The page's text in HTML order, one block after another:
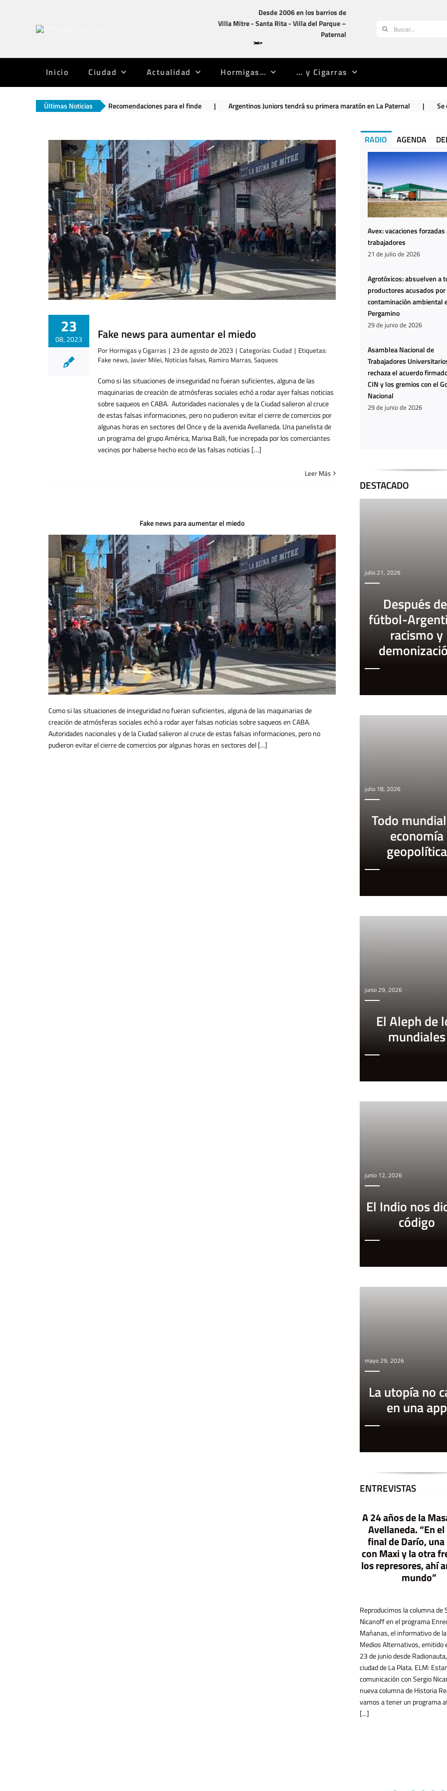
Desde 2006 en los barrios de
Villa Mitre -­ Santa Rita -­ Villa del Parque –
Paternal
Buscar:
Inicio Ciudad Actualidad Hormigas… … y Cigarras
Últimas Noticias
| Recomendaciones para el finde | Argentinos Juniors tendrá su primera maratón en La Paternal | Se descompensó y
23
08, 2023 Fake news para aumentar el miedo
Por Hormigas y Cigarras | 23 de agosto de 2023 | Categorías: Ciudad | Etiquetas:
Fake news, Javier Milei, Noticias falsas, Ramiro Marras, Saqueos
Como si las situaciones de inseguridad no fueran suficientes, alguna de las
maquinarias de creación de atmósferas sociales echó a rodar ayer falsas noticias
sobre saqueos en CABA. Autoridades nacionales y de la Ciudad salieron al cruce
de estas falsas informaciones, pero no pudieron evitar el cierre de comercios por
algunas horas en sectores del Once y de la avenida Avellaneda. Una panelista de
un programa del grupo América, Marixa Balli, fue increpada por los comerciantes
vecinos por haberse hecho eco de las falsas noticias […]
Leer Más
Fake news para aumentar el miedo
Como si las situaciones de inseguridad no fueran suficientes, alguna de las maquinarias de
creación de atmósferas sociales echó a rodar ayer falsas noticias sobre saqueos en CABA.
Autoridades nacionales y de la Ciudad salieron al cruce de estas falsas informaciones, pero no
pudieron evitar el cierre de comercios por algunas horas en sectores del [...]
RADIO AGENDA
Avex: vacaciones
trabajadores
21 de julio de 2026
Agrotóxicos: absuelven a
productores acusados por
contaminación ambiental
Pergamino
29 de junio de 2026
Asamblea Nacional de
Trabajadores
rechaza el acuerdo
CIN y los gremios con el
Nacional
29 de junio de 2026
DESTACADO
julio 21, 2026
Después
fútbol-
racismo y
julio 18, 2026
Todo
economía
geopolítica
junio 29, 2026
El Aleph de
mundiales
junio 12, 2026
El Indio nos
código
mayo 29, 2026
La utopía no
en una app
ENTREVISTAS
A 24 años de la
Avellaneda. “En
final de Darío,
con Maxi y la otra
los represores, ahí
mundo”
Reproducimos la columna de
Nicanoff en el programa
Mañanas, el informativo de
Medios Alternativos, emitido
23 de junio desde
ciudad de La Plata. ELM:
comunicación con Sergio
nueva columna de Historia
vamos a tener un programa
[...]
Ya no
estamos
hartas:
estamos
agotadas